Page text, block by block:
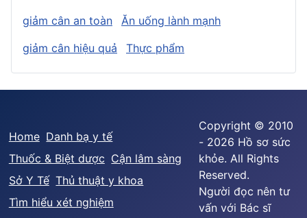
giảm cân an toàn
Ăn uống lành mạnh
giảm cân hiệu quả
Thực phẩm
Home Danh bạ y tế
Thuốc & Biệt dược Cận lâm sàng
Sở Y Tế Thủ thuật y khoa
Tìm hiểu xét nghiệm
Copyright © 2010
- 2026 Hồ sơ sức
khỏe. All Rights
Reserved.
Người đọc nên tư
vấn với Bác sĩ